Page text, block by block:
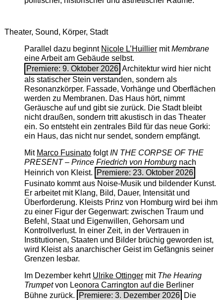
Theater, Sound, Körper, Stadt
Parallel dazu beginnt Nicole L’Huilliermit ­Membrane
eine Arbeit am Gebäude selbst.
Premiere: 9. Oktober 2026 Architektur wird hier nicht
als statischer Stein verstanden, sondern als
Resonanzkörper. Fassade, Vorhänge und Oberflächen
werden zu Membranen. Das Haus hört, nimmt
Geräusche auf und gibt sie zurück. Die Stadt bleibt
nicht draußen, sondern tritt akustisch in das Theater
ein. So entsteht ein zentrales Bild für das neue Gorki:
ein Haus, das nicht nur sendet, sondern empfängt.
Mit Marco FusinatofolgtIN THE CORPSE OF THE
PRESENT – Prince Friedrich von Homburgnach
Heinrich von Kleist.
Premiere: 23. Oktober 2026
Fusinato kommt aus Noise-Musik und bildender Kunst.
Er arbeitet mit Klang, Bild, Dauer, Intensität und
Überforderung. Kleists Prinz von Homburg wird bei ihm
zu einer Figur der Gegenwart: zwischen Traum und
Befehl, Staat und Eigenwillen, Gehorsam und
Kontrollverlust. In einer Zeit, in der Vertrauen in
Institutionen, Staaten und Bilder brüchig geworden ist,
wird Kleist als anarchischer Geist im Gefängnis seiner
Grenzen lesbar.
Im Dezember kehrt Ulrike Ottingermit The ­Hearing
Trumpetvon Leonora Carrington auf die Berliner
Bühne zurück.
Premiere: 3. Dezember 2026 Die